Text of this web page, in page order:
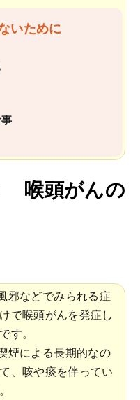
いために
喉頭がんの
邪などでみられる症
で喉頭がんを発症し
す。
煙による長期的なの
、咳や痰を伴ってい